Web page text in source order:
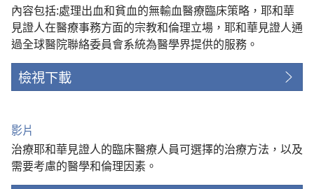
內容包括:處理出血和貧血的無輸血醫療臨床策略，耶和華
見證人在醫療事務方面的宗教和倫理立場，耶和華見證人通
過全球醫院聯絡委員會系統為醫學界提供的服務。
檢視下載
影片
治療耶和華見證人的臨床醫療人員可選擇的治療方法，以及
需要考慮的醫學和倫理因素。